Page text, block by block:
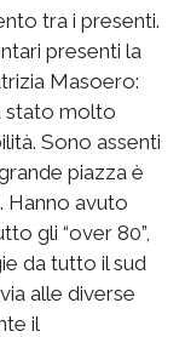
tra i presenti.
presenti la
Masoero:
stato molto
Sono assenti
piazza è
Hanno avuto
gli “over 80”,
da tutto il sud
alle diverse
il